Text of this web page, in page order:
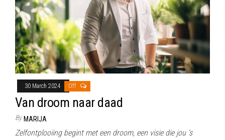
30 March 2024 Off
Van droom naar daad
By MARIJA
Zelfontplooiing begint met een droom, een visie die jou ‘s